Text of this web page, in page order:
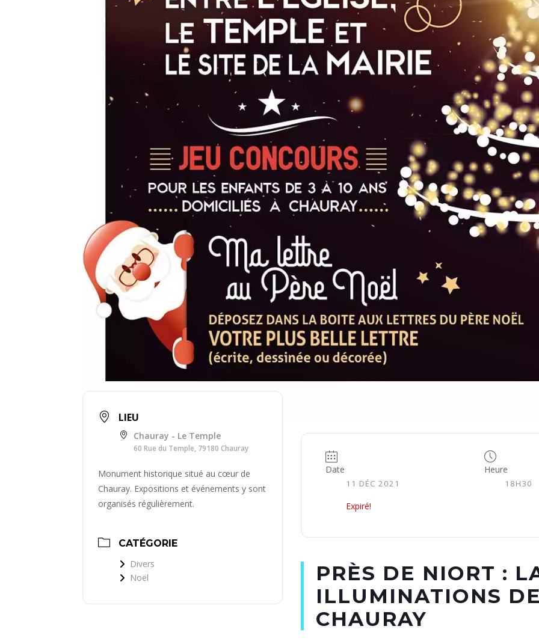
LIEU
Chauray - Le Temple
60 Rue du Temple, 79180 Chauray
Monument historique situé au cœur de
Chauray. Expositions et événements y sont
organisés régulièrement.
CATÉGORIE
Divers
Noël
Date
11 DÉC 2021
Expiré!
Heure
18H30
PRÈS DE NIORT :
ILLUMINATIONS
CHAURAY